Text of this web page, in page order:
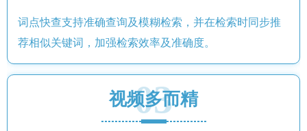
词点快查支持准确查询及模糊检索，并在检索时同步推
荐相似关键词，加强检索效率及准确度。
视频多而精
03